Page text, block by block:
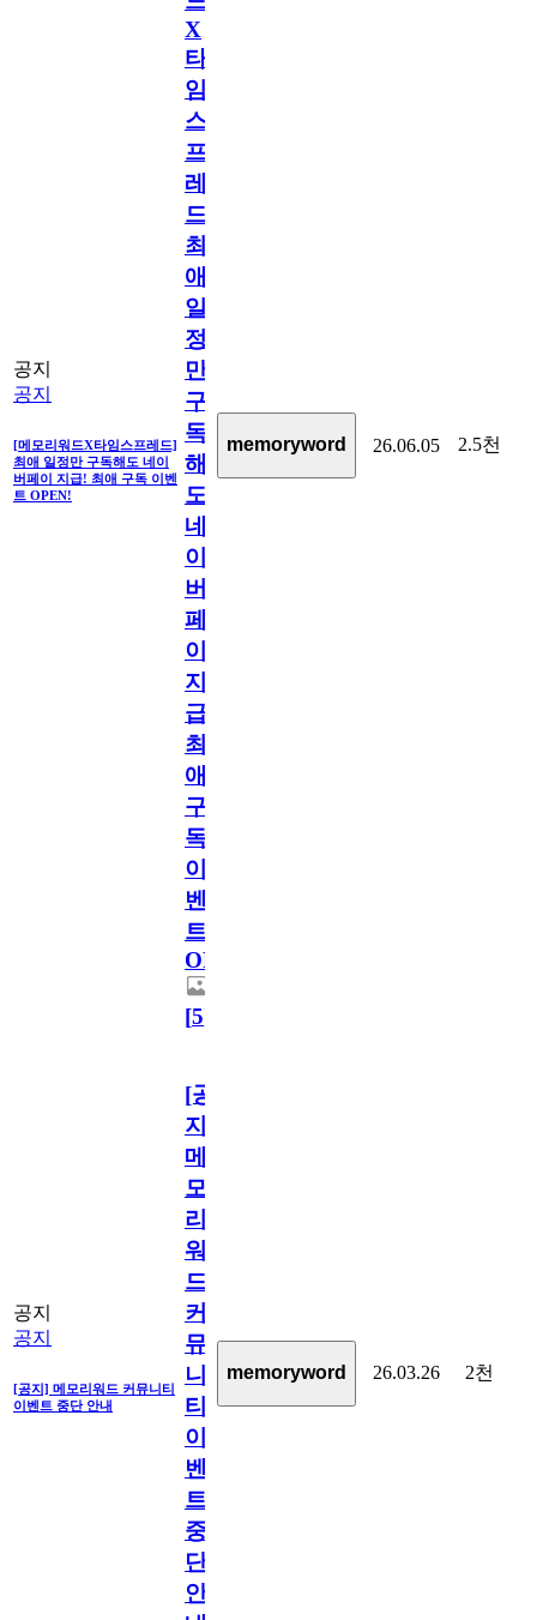
공지
공지
[메모리워드X타임스프레드]
최애 일정만 구독해도 네이
버페이 지급! 최애 구독 이벤
트 OPEN!
X
타
임
스
프
레
드]
최
애
일
정
만
구
독
해
도
네
이
버
페
이
지
급!
최
애
구
독
이
벤
트
OPEN!
[5]
memoryword 26.06.05 2.5천
공지
공지
[공지] 메모리워드 커뮤니티
이벤트 중단 안내
[공
지]
메
모
리
워
드
커
뮤
니
티
이
벤
트
중
단
안
memoryword 26.03.26 2천